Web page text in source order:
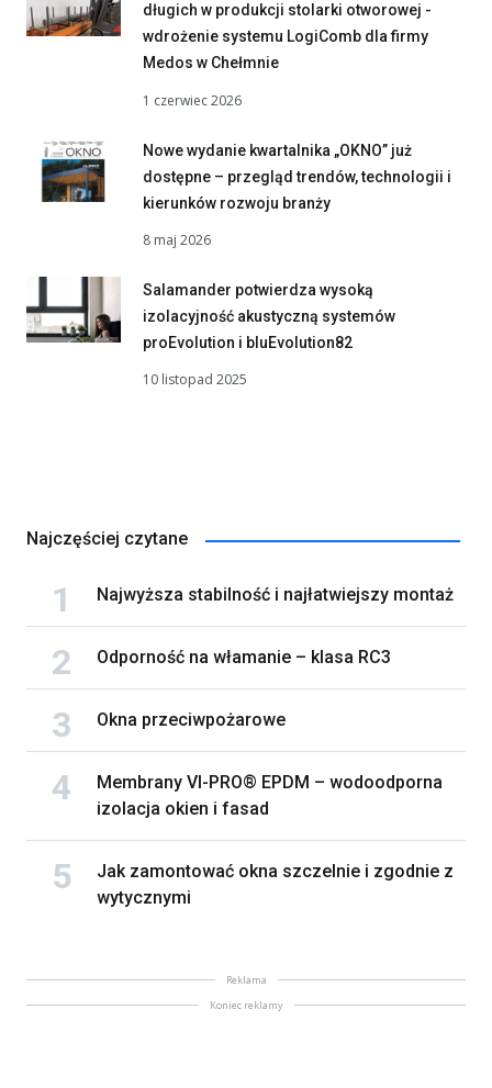
długich w produkcji stolarki otworowej -
wdrożenie systemu LogiComb dla firmy
Medos w Chełmnie
1 czerwiec 2026
Nowe wydanie kwartalnika „OKNO” już
dostępne – przegląd trendów, technologii i
kierunków rozwoju branży
8 maj 2026
Salamander potwierdza wysoką
izolacyjność akustyczną systemów
proEvolution i bluEvolution82
10 listopad 2025
Najczęściej czytane
Najwyższa stabilność i najłatwiejszy montaż
Odporność na włamanie – klasa RC3
Okna przeciwpożarowe
Membrany VI-PRO® EPDM – wodoodporna
izolacja okien i fasad
Jak zamontować okna szczelnie i zgodnie z
wytycznymi
Reklama
Koniec reklamy